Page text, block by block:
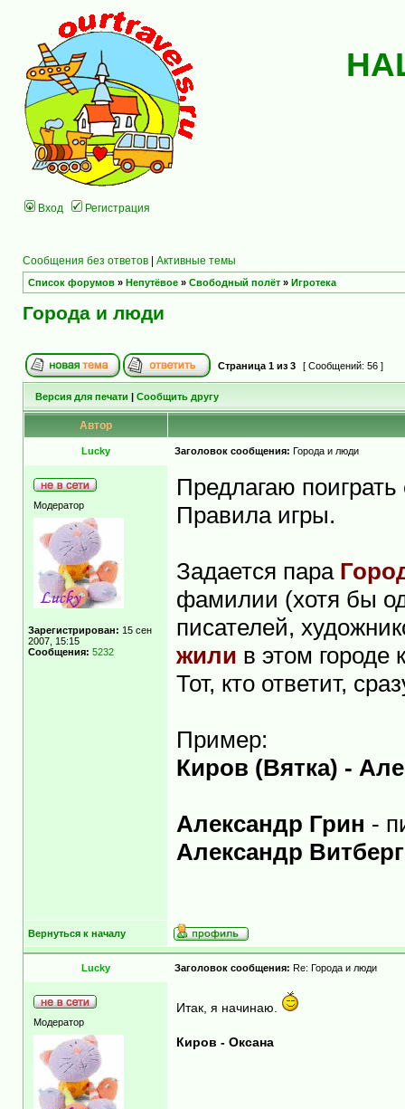
Вход Регистрация
Сообщения без ответов | Активные темы
Список форумов » Непутёвое » Свободный полёт » Игротека
Города и люди
Страница 1 из 3 [ Сообщений: 56 ]
Версия для печати | Сообщить другу
Автор
Lucky Заголовок сообщения: Города и люди
Модератор
Зарегистрирован: 15 сен
2007, 15:15
Сообщения: 5232
Предлагаю
Правила игры.
Задается пара
фамилии (хотя бы
писателей,
жили в этом городе
Тот, кто ответит,
Пример:
Киров (Вятка) -
Александр Грин -
Александр
Вернуться к началу
Lucky Заголовок сообщения: Re: Города и люди
Модератор
Итак, я начинаю.
Киров - Оксана